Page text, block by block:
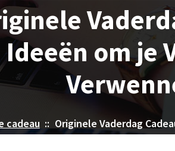
Ideeën om je
cadeau:: Originele Vaderdag